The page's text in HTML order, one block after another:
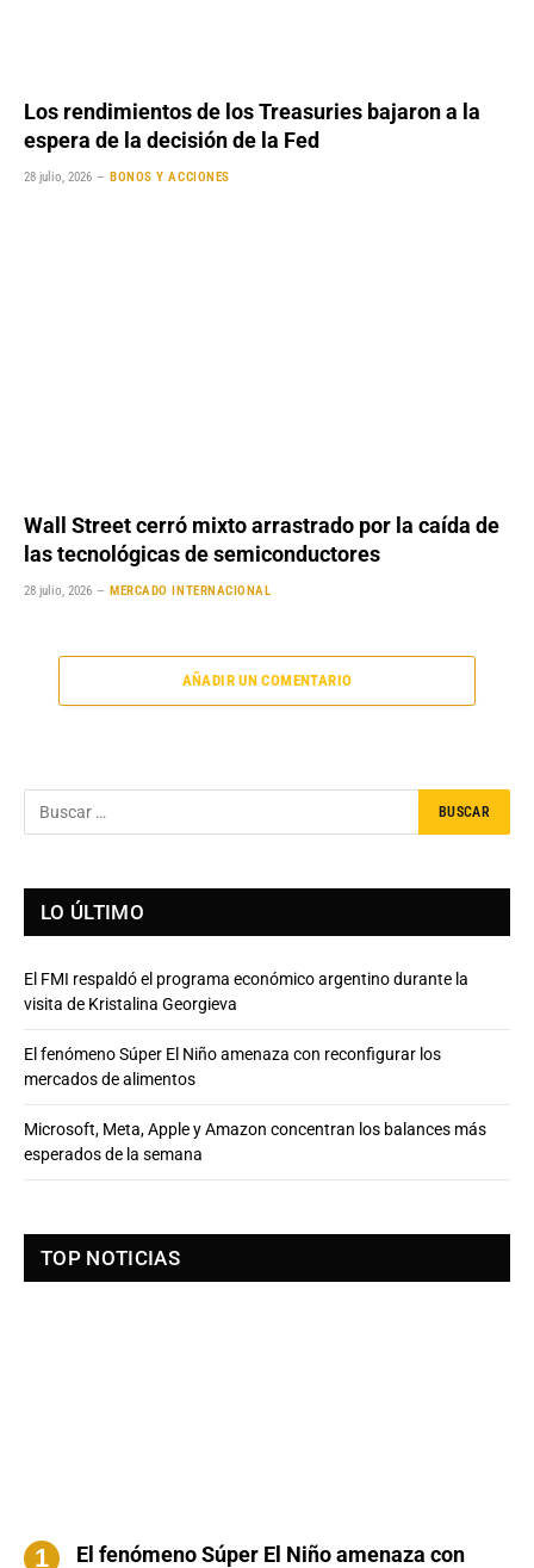
Los rendimientos de los Treasuries bajaron a la
espera de la decisión de la Fed
28 julio, 2026 BONOS Y ACCIONES
Wall Street cerró mixto arrastrado por la caída de
las tecnológicas de semiconductores
28 julio, 2026 MERCADO INTERNACIONAL
AÑADIR UN COMENTARIO
LO ÚLTIMO
El FMI respaldó el programa económico argentino durante la
visita de Kristalina Georgieva
El fenómeno Súper El Niño amenaza con reconfigurar los
mercados de alimentos
Microsoft, Meta, Apple y Amazon concentran los balances más
esperados de la semana
TOP NOTICIAS
El fenómeno Súper El Niño amenaza con